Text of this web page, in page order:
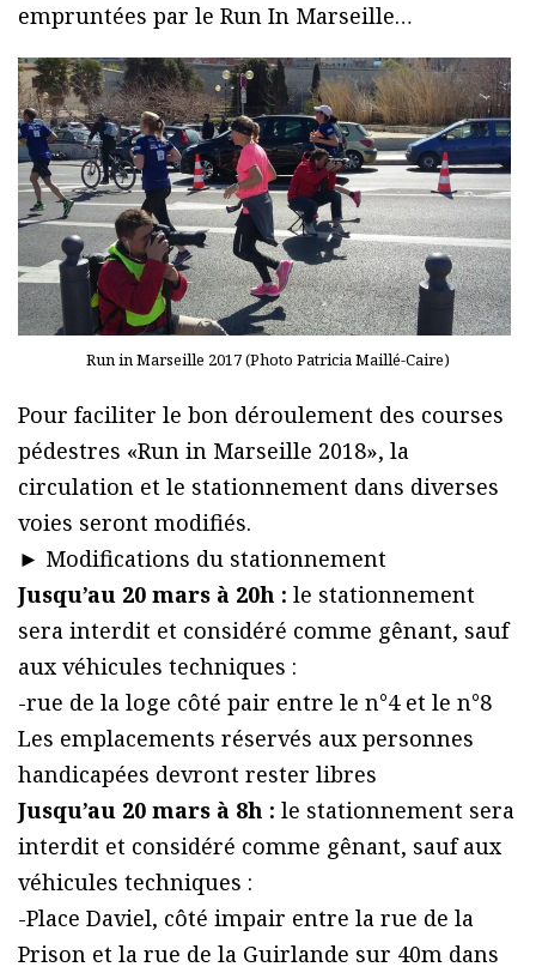
empruntées par le Run In Marseille…
Run in Marseille 2017 (Photo Patricia Maillé-Caire)
Pour faciliter le bon déroulement des courses
pédestres «Run in Marseille 2018», la
circulation et le stationnement dans diverses
voies seront modifiés.
► Modifications du stationnement
Jusqu’au 20 mars à 20h : le stationnement
sera interdit et considéré comme gênant, sauf
aux véhicules techniques :
-rue de la loge côté pair entre le n°4 et le n°8
Les emplacements réservés aux personnes
handicapées devront rester libres
Jusqu’au 20 mars à 8h : le stationnement sera
interdit et considéré comme gênant, sauf aux
véhicules techniques :
-Place Daviel, côté impair entre la rue de la
Prison et la rue de la Guirlande sur 40m dans